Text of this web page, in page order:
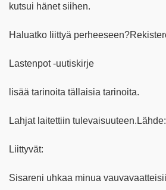
kutsui hänet siihen.
Haluatko liittyä
Lastenpot -uutiskirje
lisää tarinoita tällaisia tarinoita.
Lahjat laitettiin
Liittyvät:
Sisareni uhkaa minua